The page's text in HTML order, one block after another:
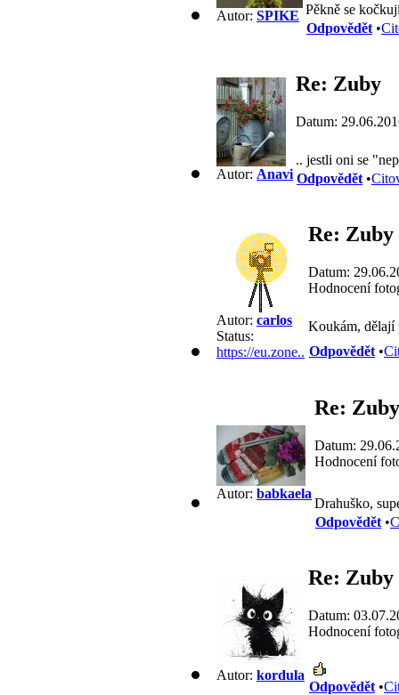
Autor: SPIKE Pěkně se
Odpovědět •
Autor: Anavi
Re: Zuby
Datum:
.. jestli oni se
Odpovědět •
Autor: carlos
Status:
https://eu.zone..
Re: Zuby
Datum:
Hodnocení
Koukám, dělají
Odpovědět •
Autor: babkaela
Re: Zuby
Datum:
Hodnocení
Drahuško,
Odpovědět •
Autor: kordula
Re: Zuby
Datum:
Hodnocení
Odpovědět •